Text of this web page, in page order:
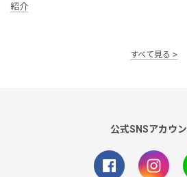
紹介
すべて見る
公式SNSアカウ